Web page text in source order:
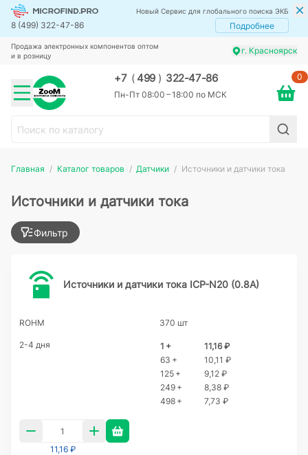
Новый Сервис для глобального поиска ЭКБ
8 (499) 322-47-86 Подробнее
Продажа электронных компонентов оптом
и в розницу
г. Красноярск
+7 (499 ) 322-47-86
Пн-Пт 08:00 – 18:00 по МСК
0
Главная Каталог товаров Датчики Источники и датчики тока
Источники и датчики тока
Фильтр
Источники и датчики тока ICP-N20 (0.8A)
ROHM 370 шт
2-4 дня 1 +
11,16 ₽
63 +
10,11 ₽
125 +
9,12 ₽
249 +
8,38 ₽
498 +
7,73 ₽
11,16 ₽